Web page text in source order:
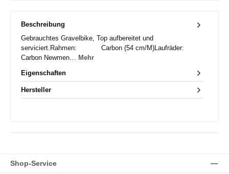
Beschreibung
Gebrauchtes Gravelbike, Top aufbereitet und
serviciert.Rahmen: Carbon (54 cm/M)Laufräder:
Carbon Newmen…
Mehr
Eigenschaften
Hersteller
Shop-Service